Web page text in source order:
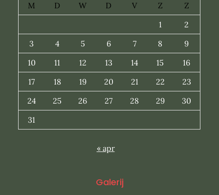
M D W D V Z
Z
1
2
3
4 5 6 7 8
9
10
11 12 13 14 15
16
17
18 19 20 21 22
23
24
25 26 27 28 29
30
31
« apr
Galerij